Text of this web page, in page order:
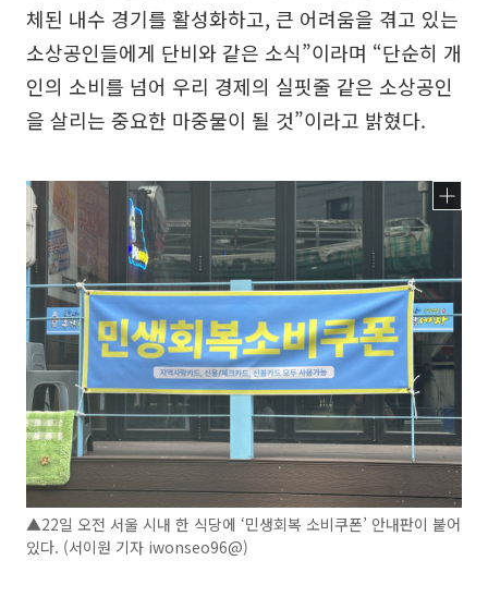
체된 내수 경기를 활성화하고, 큰 어려움을 겪고 있는
소상공인들에게 단비와 같은 소식”이라며 “단순히 개
인의 소비를 넘어 우리 경제의 실핏줄 같은 소상공인
을 살리는 중요한 마중물이 될 것”이라고 밝혔다.
▲22일 오전 서울 시내 한 식당에 ‘민생회복 소비쿠폰’ 안내판이 붙어
있다. (서이원 기자 iwonseo96@)